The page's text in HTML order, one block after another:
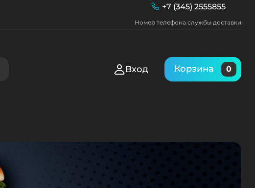
+7 (345) 2555855
Номер телефона службы доставки
Вход Корзина 0